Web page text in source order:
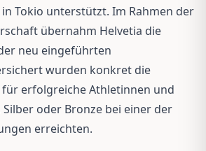
Tokio unterstützt. Im Rahmen der
übernahm Helvetia die
neu eingeführten
wurden konkret die
erfolgreiche Athletinnen und
oder Bronze bei einer der
erreichten.